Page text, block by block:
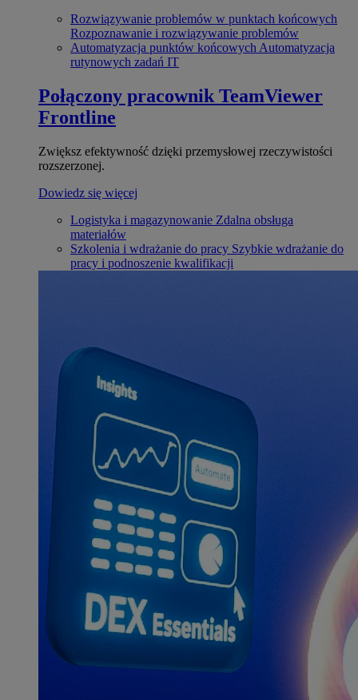
Rozwiązywanie problemów w punktach końcowych
Rozpoznawanie i rozwiązywanie problemów
Automatyzacja punktów końcowych Automatyzacja
rutynowych zadań IT
Połączony pracownik TeamViewer
Frontline
Zwiększ efektywność dzięki przemysłowej rzeczywistości
rozszerzonej.
Dowiedz się więcej
Logistyka i magazynowanie Zdalna obsługa
materiałów
Szkolenia i wdrażanie do pracy Szybkie wdrażanie do
pracy i podnoszenie kwalifikacji